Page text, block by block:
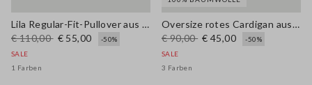
Lila Regular-Fit-Pullover aus Baumwollmischung mit Netzmuster
€ 110,00 € 55,00
-50%
SALE
1 Farben
Oversize rotes Cardigan aus reiner Baumwolle mit Reißverschluss
€ 90,00 € 45,00
-50%
SALE
3 Farben